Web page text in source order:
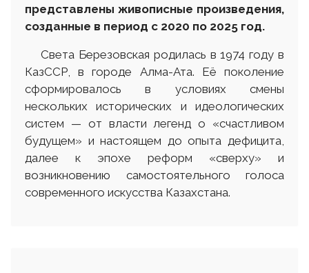
представлены живописные произведения,
созданные в период с 2020 по 2025 год.
Света Березовская родилась в 1974 году в
КазССР, в городе Алма-Ата. Её поколение
сформировалось в условиях смены
нескольких исторических и идеологических
систем — от власти легенд о «счастливом
будущем» и настоящем до опыта дефицита,
далее к эпохе реформ «сверху» и
возникновению самостоятельного голоса
современного искусства Казахстана.